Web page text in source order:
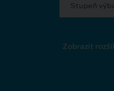
Stupeň
Zobrazit